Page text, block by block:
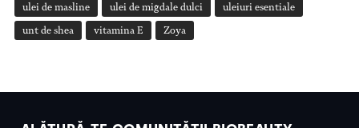
ulei de masline ulei de migdale dulci uleiuri esentiale
unt de shea vitamina E Zoya